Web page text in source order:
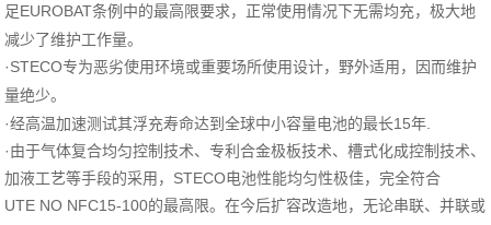
足EUROBAT条例中的最高限要求，正常使用情况下无需均充，极大地
减少了维护工作量。
·STECO专为恶劣使用环境或重要场所使用设计，野外适用，因而维护
量绝少。
·经高温加速测试其浮充寿命达到全球中小容量电池的最长15年
·由于气体复合均匀控制技术、专利合金极板技术、槽式化成控制技术、
加液工艺等手段的采用， STECO电池性能均匀性极佳，完全符合
UTE NO NFC15-100的最高限。在今后扩容改造地，无论串联、并联或